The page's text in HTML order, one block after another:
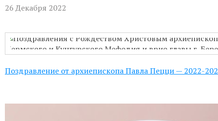
26 Декабря 2022
Поздравление от архиепископа Павла Пецци — 2022-